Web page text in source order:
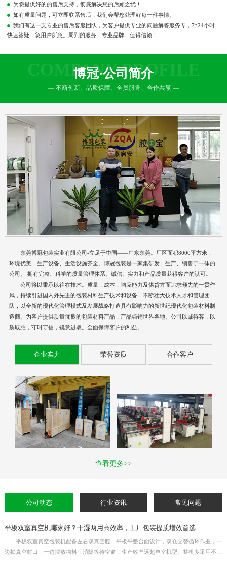
为您提供好的的售后支持，彻底解决您的后顾之忧！
如有质量问题，可立即联系售后，我们会帮您处理好每一件事情。
我们有这一支专业的售后客服团队，为客户提供专业的问题解答服务专，7*24小时
快速答疑，急用户所急。周到的服务，专业品牌，值得信赖！
COMPANY PROFILE
博冠·公司简介
— 不断创新、品质保障、全员服务、合作共赢 —
东莞博冠包装实业有限公司-立足于中国——广东东莞。厂区面积8000平方米，
环境优美，生产设备、生活设施齐全。博冠包装是一家集研发、生产、销售于一体的
公司。 拥有完整、科学的质量管理体系。诚信、实力和产品质量获得客户的认可。
公司将以秉承以往在技术。质量，成本，响应能力及供货方面追求领先的一贯作
风，持续引进国内外先进的包装材料生产技术和设备，不断壮大技术人才和管理团
队，以全新的现代化管理模式及发展战略打造具有影响力的新世纪现代化包装材料制
造商。为客户提供质量优良的包装材料产品，产品畅销世界各地。公司以诚待客，以
质取胜，守时守信，锐意进取。全面保障客户的利益。
企业实力 荣誉资质 合作客户
查看更多>>
公司动态 行业资讯 常见问题
平板双室真空机哪家好？干湿两用高效率，工厂包装提质增效首选
平板双室真空包装机配备左右双真空腔，平板平整台面设计，双仓交替循环作业，一
边抽真空封口，一边摆放物料，消除等待空窗，生产效率远超单室机型。整机多采用不锈